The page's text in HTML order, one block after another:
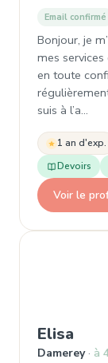
Email confirmé
Bonjour, je
mes
en toute
suis à l’a…
1 an d'exp.
Devoirs
Voir le
Elisa ,
Damerey à